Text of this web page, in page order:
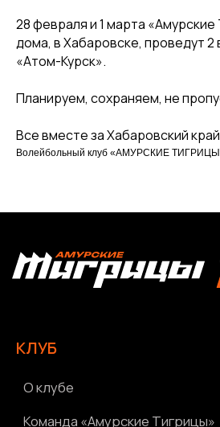
28 февраля и 1 марта
дома, в Хабаровске, проведут 2
«Атом-Курск».
Планируем, сохраняем, не
Все вместе за Хабаровский
Волейбольный клуб «АМУРСКИЕ
Магазин атрибутики
СОРЕВНОВАНИЯ
2025-2026 Высшая лига «Б»
2026 Кубок России
2025 Кубок Сибири и Дальнего Востока
Фото
Написать нам
Политика конфиденциальности